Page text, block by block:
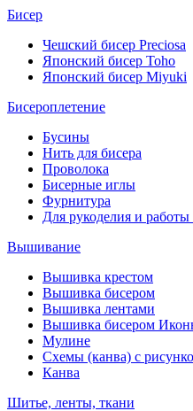
Бисер
Чешский бисер Preciosa
Японский бисер Toho
Японский бисер Miyuki
Бисероплетение
Бусины
Нить для бисера
Проволока
Бисерные иглы
Фурнитура
Для рукоделия и работы
Вышивание
Вышивка крестом
Вышивка бисером
Вышивка лентами
Вышивка бисером
Мулине
Схемы (канва) с
Канва
Шитье, ленты, ткани